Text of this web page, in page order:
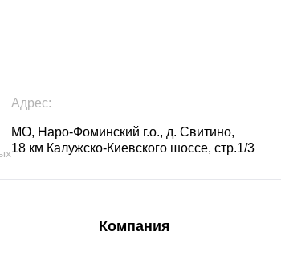
Адрес:
МО, Наро-Фоминский г.о., д. Свитино,
18 км Калужско-Киевского шоссе, стр.1/3
Компания